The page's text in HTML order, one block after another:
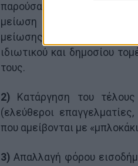
παρούσα Κυβέρνηση κατά
μείωση αυτή θα
μείωσης του μη
ιδιωτικού και δημοσίου
τους.
2)Κατάργηση του
(ελεύθεροι
που αμείβονται με
3)Απαλλαγή φόρου